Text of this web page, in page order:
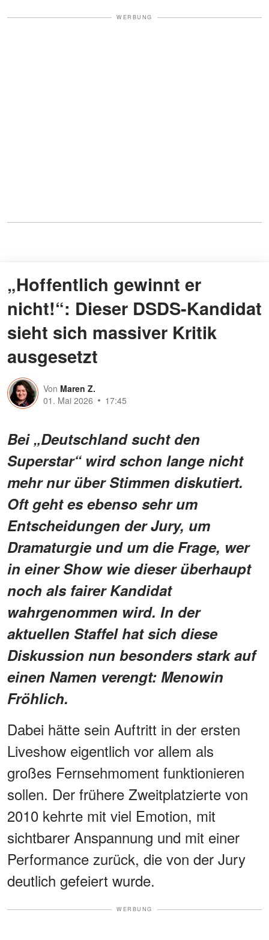
WERBUNG
„Hoffentlich gewinnt er
nicht!“: Dieser DSDS-Kandidat
sieht sich massiver Kritik
ausgesetzt
Von Maren Z.
01. Mai 2026
17:45
Bei „Deutschland sucht den
Superstar“ wird schon lange nicht
mehr nur über Stimmen diskutiert.
Oft geht es ebenso sehr um
Entscheidungen der Jury, um
Dramaturgie und um die Frage, wer
in einer Show wie dieser überhaupt
noch als fairer Kandidat
wahrgenommen wird. In der
aktuellen Staffel hat sich diese
Diskussion nun besonders stark auf
einen Namen verengt: Menowin
Fröhlich.
Dabei hätte sein Auftritt in der ersten
Liveshow eigentlich vor allem als
großes Fernsehmoment funktionieren
sollen. Der frühere Zweitplatzierte von
2010 kehrte mit viel Emotion, mit
sichtbarer Anspannung und mit einer
Performance zurück, die von der Jury
deutlich gefeiert wurde.
WERBUNG